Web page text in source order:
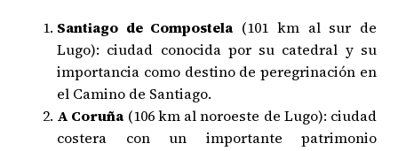
Santiago de Compostela (101 km al sur de
Lugo): ciudad conocida por su catedral y su
importancia como destino de peregrinación en
el Camino de Santiago.
A Coruña (106 km al noroeste de Lugo): ciudad
costera con un importante patrimonio